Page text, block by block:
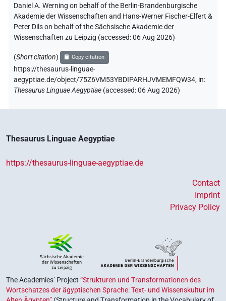
Daniel A. Werning on behalf of the Berlin-Brandenburgische
Akademie der Wissenschaften and Hans-Werner Fischer-Elfert &
Peter Dils on behalf of the Sächsische Akademie der
Wissenschaften zu Leipzig (accessed:06 Aug 2026)
(Short citation) Copy citation
https://thesaurus-linguae-
aegyptiae.de/object/75Z6VM53YBDIPARHJVMEMFQW34, in:
Thesaurus Linguae Aegyptiae (accessed:06 Aug 2026)
Thesaurus Linguae Aegyptiae
https://thesaurus-linguae-aegyptiae.de
Contact
Imprint
Privacy Policy
The Academies’ Project “Strukturen und Transformationen des
Wortschatzes der ägyptischen Sprache: Text- und Wissenskultur im